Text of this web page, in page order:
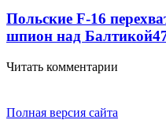
Польские F-16
шпион над Балтикой
Читать комментарии
Полная версия сайта